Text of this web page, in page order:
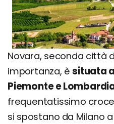
Novara, seconda città
importanza, èsituata
Piemonte e
frequentatissimo
si spostano da Milano